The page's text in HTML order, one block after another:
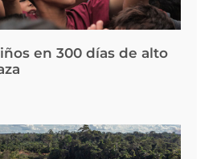
en 300 días de alto